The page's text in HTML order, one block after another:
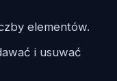
elementów.
i usuwać